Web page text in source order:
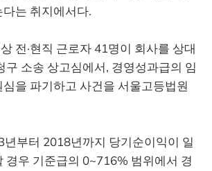
는 취지에서다.
전·현직 근로자 41명이 회사를 상대
구 소송 상고심에서, 경영성과급의 임
을 파기하고 사건을 서울고등법원
부터 2018년까지 당기순이익이 일
경우 기준급의 0~716% 범위에서 경